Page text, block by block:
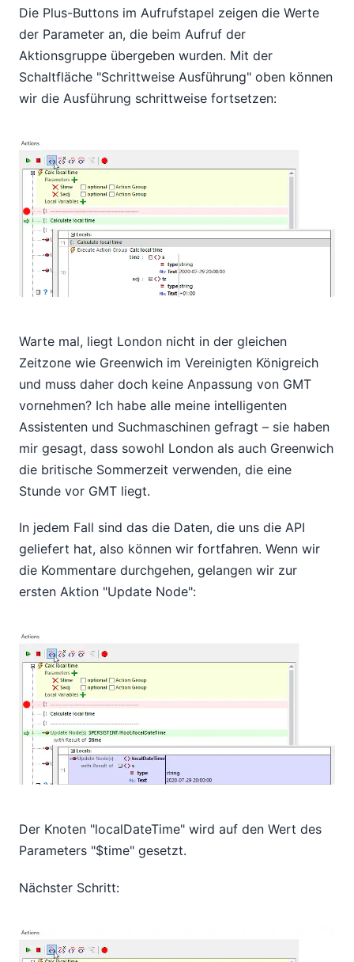
Die Plus-Buttons im Aufrufstapel zeigen die Werte
der Parameter an, die beim Aufruf der
Aktionsgruppe übergeben wurden. Mit der
Schaltfläche "Schrittweise Ausführung" oben können
wir die Ausführung schrittweise fortsetzen:
Warte mal, liegt London nicht in der gleichen
Zeitzone wie Greenwich im Vereinigten Königreich
und muss daher doch keine Anpassung von GMT
vornehmen? Ich habe alle meine intelligenten
Assistenten und Suchmaschinen gefragt – sie haben
mir gesagt, dass sowohl London als auch Greenwich
die britische Sommerzeit verwenden, die eine
Stunde vor GMT liegt.
In jedem Fall sind das die Daten, die uns die API
geliefert hat, also können wir fortfahren. Wenn wir
die Kommentare durchgehen, gelangen wir zur
ersten Aktion "Update Node":
Der Knoten "localDateTime" wird auf den Wert des
Parameters "$time" gesetzt.
Nächster Schritt: